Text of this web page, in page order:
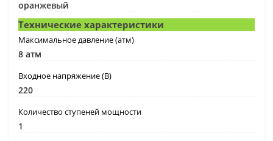
оранжевый
Технические характеристики
Максимальное давление (атм)
8 атм
Входное напряжение (В)
220
Количество ступеней мощности
1